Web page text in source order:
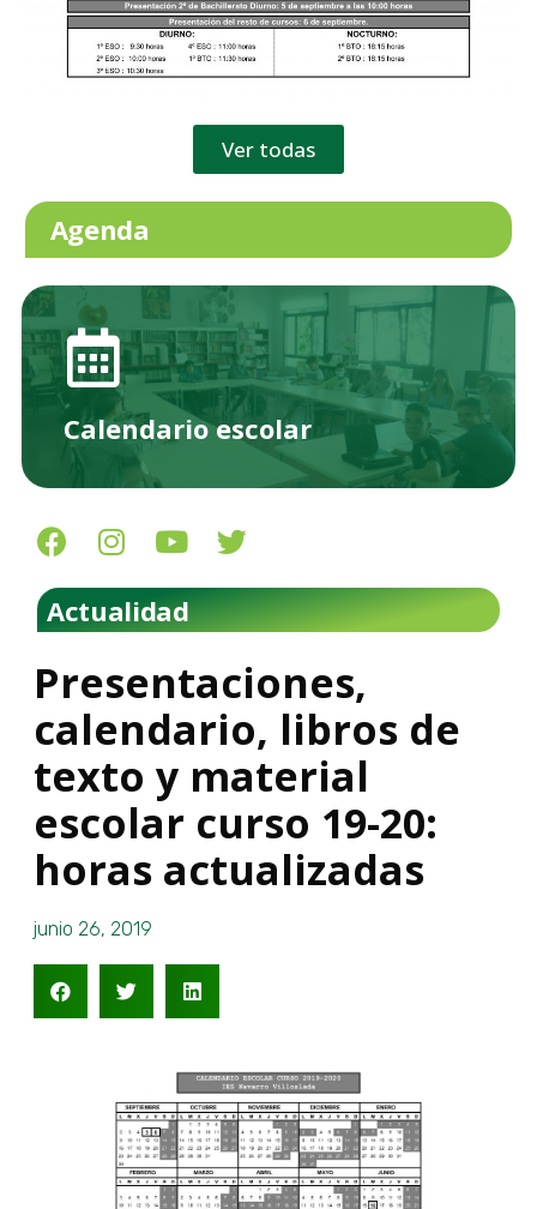
Actualidad
Presentaciones,
calendario, libros de
texto y material
escolar curso 19-20:
horas actualizadas
junio 26, 2019
Ver todas
Agenda
Calendario escolar